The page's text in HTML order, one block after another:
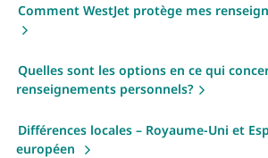
Comment WestJet protège mes
Quelles sont les options en ce qui
renseignements personnels?
Différences locales – Royaume-Uni et
européen